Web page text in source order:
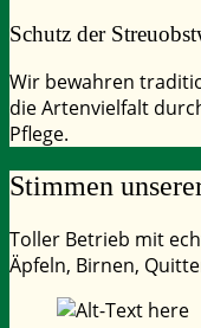
Schutz der
Wir bewahren
die Artenvielfalt
Pflege.
Stimmen
Toller Betrieb mit
Äpfeln, Birnen,